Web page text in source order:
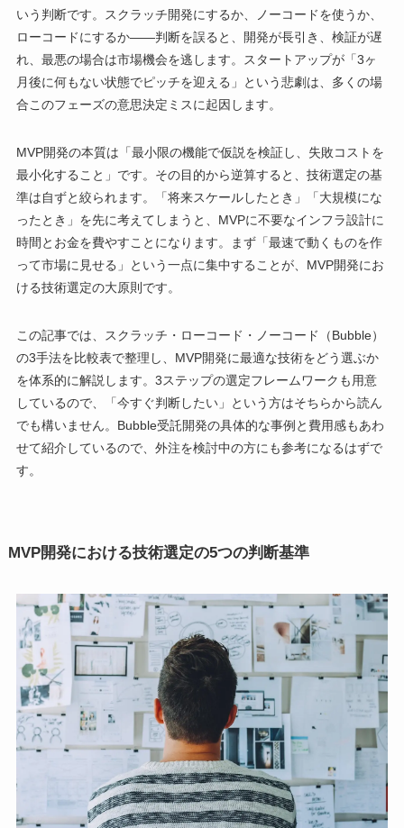
いう判断です。スクラッチ開発にするか、ノーコードを使うか、
ローコードにするか——判断を誤ると、開発が長引き、検証が遅
れ、最悪の場合は市場機会を逃します。スタートアップが「3ヶ
月後に何もない状態でピッチを迎える」という悲劇は、多くの場
合このフェーズの意思決定ミスに起因します。
MVP開発の本質は「最小限の機能で仮説を検証し、失敗コストを
最小化すること」です。その目的から逆算すると、技術選定の基
準は自ずと絞られます。「将来スケールしたとき」「大規模にな
ったとき」を先に考えてしまうと、MVPに不要なインフラ設計に
時間とお金を費やすことになります。まず「最速で動くものを作
って市場に見せる」という一点に集中することが、MVP開発にお
ける技術選定の大原則です。
この記事では、スクラッチ・ローコード・ノーコード（Bubble）
の3手法を比較表で整理し、MVP開発に最適な技術をどう選ぶか
を体系的に解説します。3ステップの選定フレームワークも用意
しているので、「今すぐ判断したい」という方はそちらから読ん
でも構いません。Bubble受託開発の具体的な事例と費用感もあわ
せて紹介しているので、外注を検討中の方にも参考になるはずで
す。
MVP開発における技術選定の5つの判断基準